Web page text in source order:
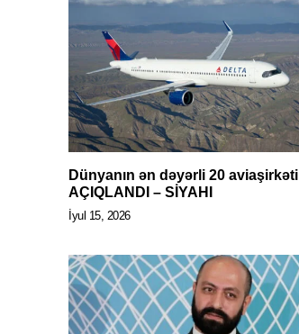
Dünyanın ən dəyərli 20 aviaşirkəti
AÇIQLANDI – SİYAHI
İyul 15, 2026